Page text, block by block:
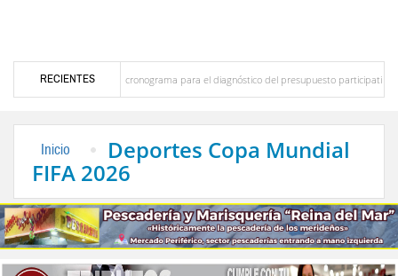
RECIENTES
Adriani presentó cronograma para el diagnóstico del presupuesto participativo del
Inicio Deportes Copa Mundial
FIFA 2026